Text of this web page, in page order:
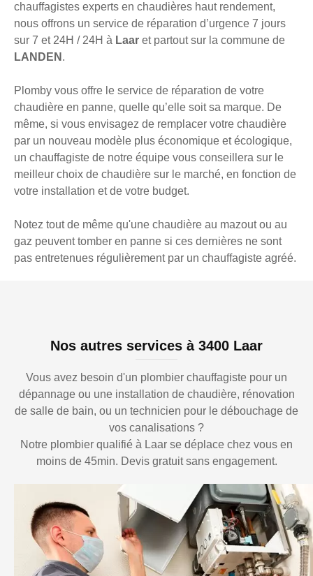
chauffagistes experts en chaudières haut rendement,
nous offrons un service de réparation d’urgence 7 jours
sur 7 et 24H / 24H à Laar et partout sur la commune de
LANDEN .
Plomby vous offre le service de réparation de votre
chaudière en panne, quelle qu’elle soit sa marque. De
même, si vous envisagez de remplacer votre chaudière
par un nouveau modèle plus économique et écologique,
un chauffagiste de notre équipe vous conseillera sur le
meilleur choix de chaudière sur le marché, en fonction de
votre installation et de votre budget.
Notez tout de même qu'une chaudière au mazout ou au
gaz peuvent tomber en panne si ces dernières ne sont
pas entretenues régulièrement par un chauffagiste agréé.
Nos autres services à 3400 Laar
Vous avez besoin d'un plombier chauffagiste pour un
dépannage ou une installation de chaudière, rénovation
de salle de bain, ou un technicien pour le débouchage de
vos canalisations ?
Notre plombier qualifié à Laar se déplace chez vous en
moins de 45min. Devis gratuit sans engagement.